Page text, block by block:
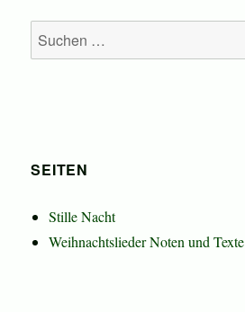
Suchen
nach:
SEITEN
Stille Nacht
Weihnachtslieder Noten und Texte